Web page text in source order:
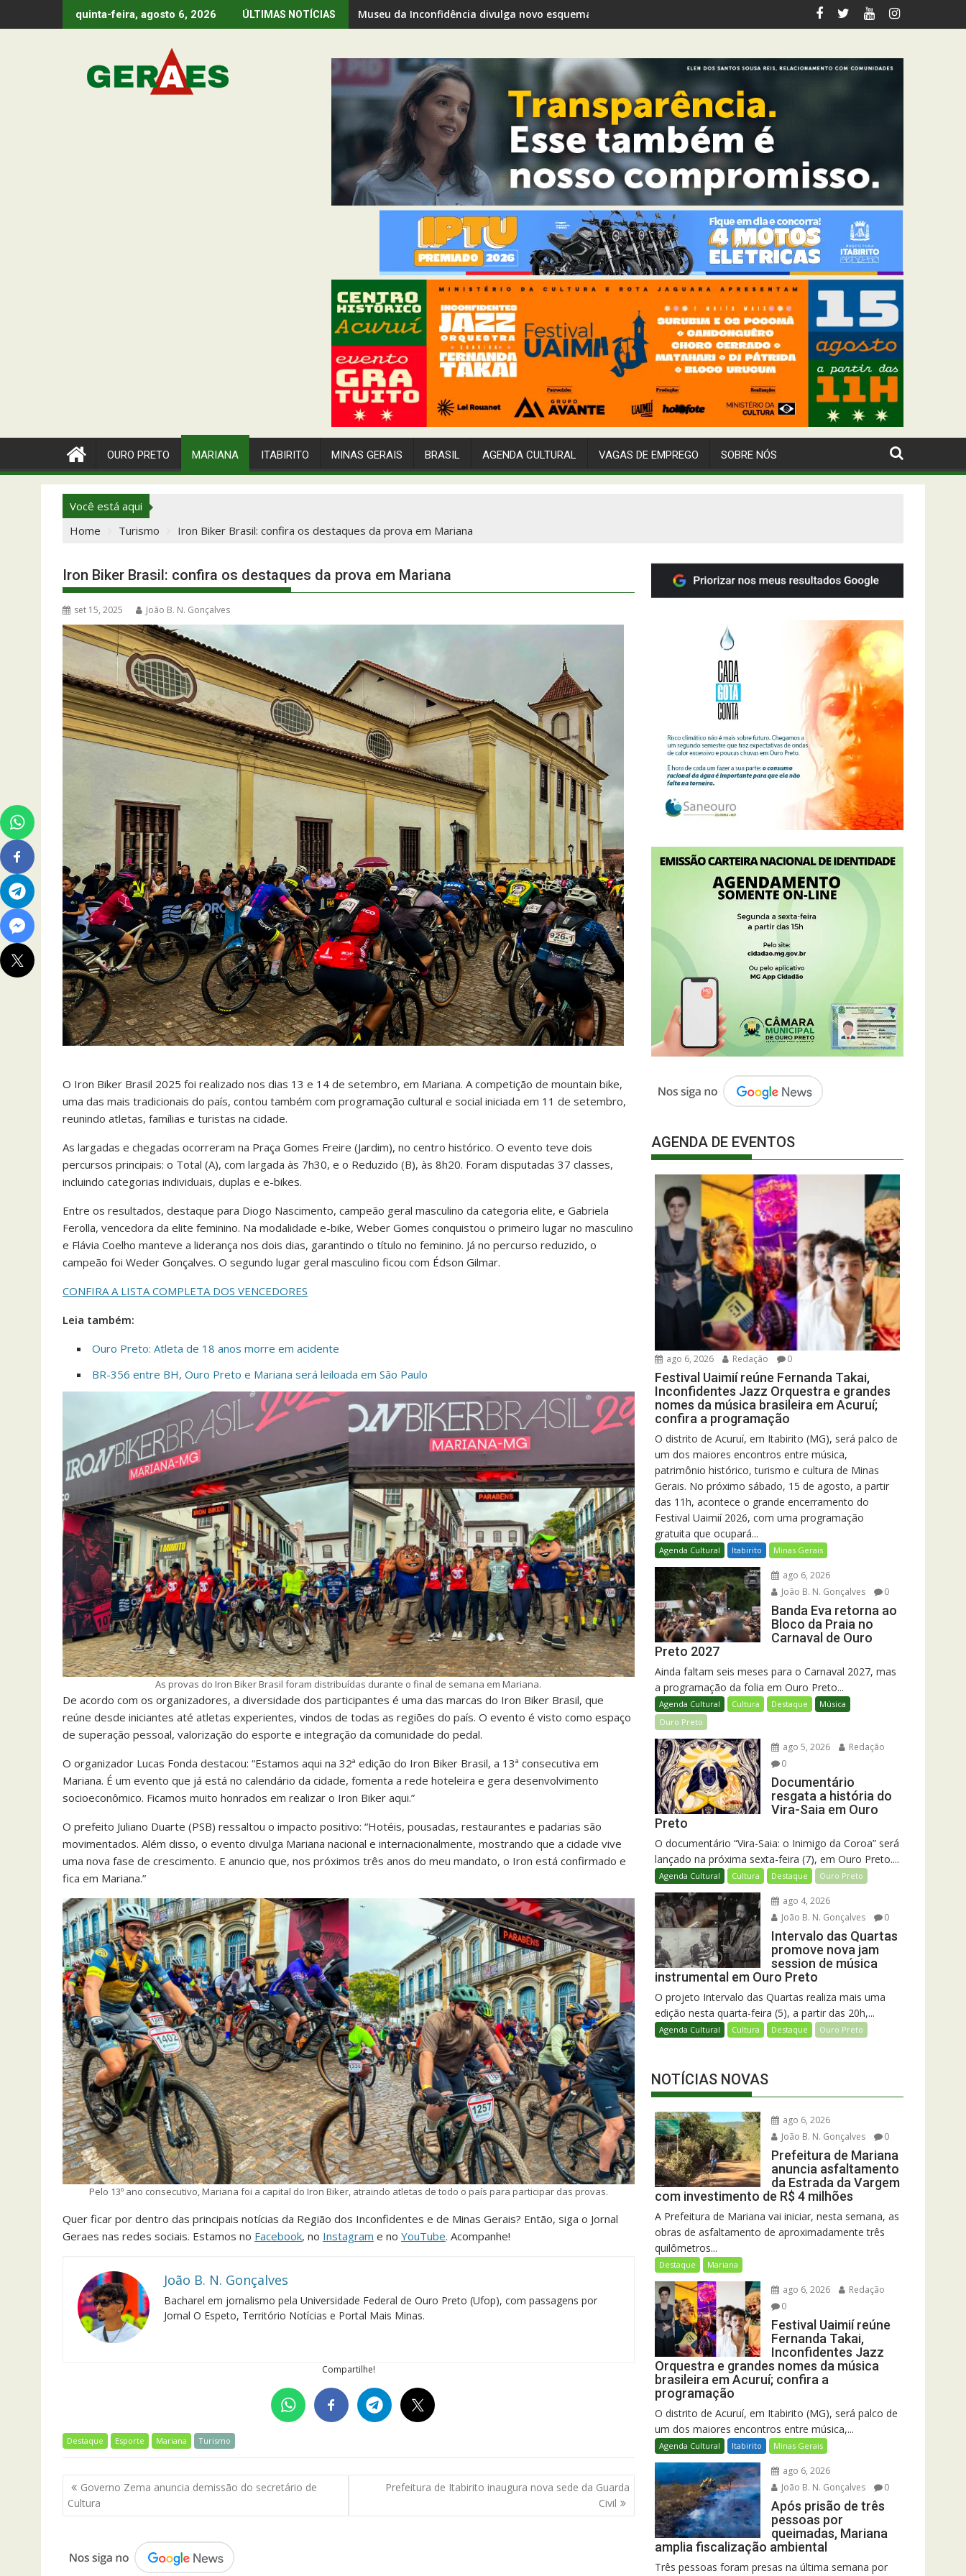
to
quinta-feira, agosto 6, 2026 ÚLTIMAS NOTÍCIAS Prefeitura de Mariana anuncia asfaltamento da Estrada da Vargem com investimento de R$ 4 milhões
OURO PRETO MARIANA ITABIRITO MINAS GERAIS BRASIL AGENDA CULTURAL VAGAS DE EMPREGO SOBRE NÓS
Você está aqui
Home
Turismo Iron Biker Brasil: confira os destaques da prova em Mariana
Iron Biker Brasil: confira os destaques da prova em Mariana
set 15, 2025 João B. N. Gonçalves
O Iron Biker Brasil 2025 foi realizado nos dias 13 e 14 de setembro, em Mariana. A competição de mountain bike,
uma das mais tradicionais do país, contou também com programação cultural e social iniciada em 11 de setembro,
reunindo atletas, famílias e turistas na cidade.
As largadas e chegadas ocorreram na Praça Gomes Freire (Jardim), no centro histórico. O evento teve dois
percursos principais: o Total (A), com largada às 7h30, e o Reduzido (B), às 8h20. Foram disputadas 37 classes,
incluindo categorias individuais, duplas e e-bikes.
Entre os resultados, destaque para Diogo Nascimento, campeão geral masculino da categoria elite, e Gabriela
Ferolla, vencedora da elite feminino. Na modalidade e-bike, Weber Gomes conquistou o primeiro lugar no masculino
e Flávia Coelho manteve a liderança nos dois dias, garantindo o título no feminino. Já no percurso reduzido, o
campeão foi Weder Gonçalves. O segundo lugar geral masculino ficou com Édson Gilmar.
CONFIRA A LISTA COMPLETA DOS VENCEDORES
Leia também:
Ouro Preto: Atleta de 18 anos morre em acidente
BR-356 entre BH, Ouro Preto e Mariana será leiloada em São Paulo
As provas do Iron Biker Brasil foram distribuídas durante o final de semana em Mariana.
De acordo com os organizadores, a diversidade dos participantes é uma das marcas do Iron Biker Brasil, que
reúne desde iniciantes até atletas experientes, vindos de todas as regiões do país. O evento é visto como espaço
de superação pessoal, valorização do esporte e integração da comunidade do pedal.
O organizador Lucas Fonda destacou: “Estamos aqui na 32ª edição do Iron Biker Brasil, a 13ª consecutiva em
Mariana. É um evento que já está no calendário da cidade, fomenta a rede hoteleira e gera desenvolvimento
socioeconômico. Ficamos muito honrados em realizar o Iron Biker aqui.”
O prefeito Juliano Duarte (PSB) ressaltou o impacto positivo: “Hotéis, pousadas, restaurantes e padarias são
movimentados. Além disso, o evento divulga Mariana nacional e internacionalmente, mostrando que a cidade vive
uma nova fase de crescimento. E anuncio que, nos próximos três anos do meu mandato, o Iron está confirmado e
fica em Mariana.”
Pelo 13º ano consecutivo, Mariana foi a capital do Iron Biker, atraindo atletas de todo o país para participar das provas.
Quer ficar por dentro das principais notícias da Região dos Inconfidentes e de Minas Gerais? Então, siga o Jornal
Geraes nas redes sociais. Estamos no Facebook, no Instagram e no YouTube. Acompanhe!
João B. N. Gonçalves
Bacharel em jornalismo pela Universidade Federal de Ouro Preto (Ufop), com passagens por
Jornal O Espeto, Território Notícias e Portal Mais Minas.
Compartilhe!
Destaque Esporte Mariana Turismo
Navegação
de
Post
Governo Zema anuncia demissão do secretário de
Cultura
Prefeitura de Itabirito inaugura nova sede da Guarda
Civil
AGENDA DE EVENTOS
ago 6, 2026 Redação 0
Festival Uaimií reúne Fernanda Takai,
Inconfidentes Jazz Orquestra e grandes
nomes da música brasileira em Acuruí;
confira a programação
O distrito de Acuruí, em Itabirito (MG), será palco de
um dos maiores encontros entre música,
patrimônio histórico, turismo e cultura de Minas
Gerais. No próximo sábado, 15 de agosto, a partir
das 11h, acontece o grande encerramento do
Festival Uaimií 2026, com uma programação
gratuita que ocupará...
Agenda Cultural Itabirito Minas Gerais
ago 6, 2026
João B. N. Gonçalves
0
Banda Eva retorna ao
Bloco da Praia no
Carnaval de Ouro
Preto 2027
Ainda faltam seis meses para o Carnaval 2027, mas
a programação da folia em Ouro Preto...
Agenda Cultural Cultura Destaque
Música
Ouro Preto
ago 5, 2026
Redação
0
Documentário
resgata a história do
Vira-Saia em Ouro
Preto
O documentário “Vira-Saia: o Inimigo da Coroa” será
lançado na próxima sexta-feira (7), em Ouro Preto....
Agenda Cultural Cultura Destaque Ouro Preto
ago 4, 2026
João B. N. Gonçalves
0
Intervalo das Quartas
promove nova jam
session de música
instrumental em Ouro Preto
O projeto Intervalo das Quartas realiza mais uma
edição nesta quarta-feira (5), a partir das 20h,...
Agenda Cultural Cultura Destaque Ouro Preto
NOTÍCIAS NOVAS
ago 6, 2026
João B. N. Gonçalves
0
Prefeitura de Mariana
anuncia asfaltamento
da Estrada da Vargem
com investimento de R$ 4 milhões
A Prefeitura de Mariana vai iniciar, nesta semana, as
obras de asfaltamento de aproximadamente três
quilômetros...
Destaque Mariana
ago 6, 2026
Redação
0
Festival Uaimií reúne
Fernanda Takai,
Inconfidentes Jazz
Orquestra e grandes nomes da música
brasileira em Acuruí; confira a
programação
O distrito de Acuruí, em Itabirito (MG), será palco de
um dos maiores encontros entre música,...
Agenda Cultural Itabirito Minas Gerais
ago 6, 2026
João B. N. Gonçalves
0
Após prisão de três
pessoas por
queimadas, Mariana
amplia fiscalização ambiental
Três pessoas foram presas na última semana por